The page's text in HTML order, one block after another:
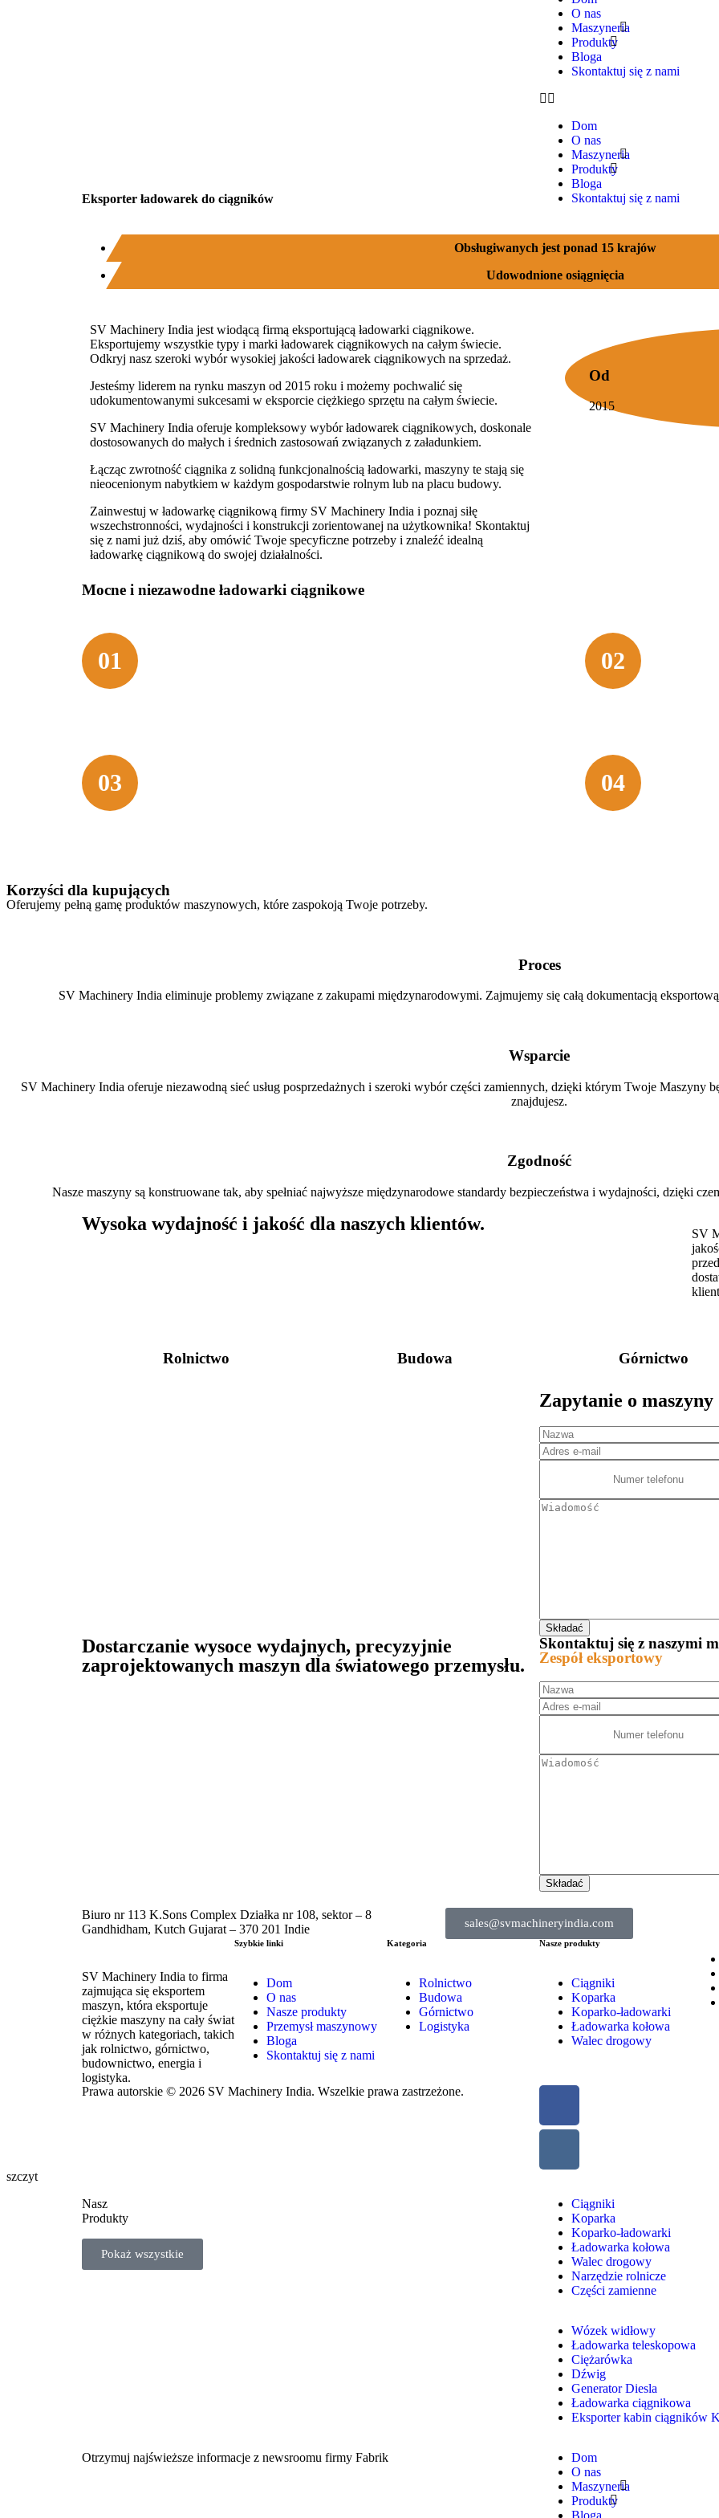
O nas
Maszyneria
Produkty
Bloga
Skontaktuj się z nami
Dom
O nas
Maszyneria
Produkty
Bloga
Skontaktuj się z nami
Eksporter ładowarek do ciągników
Obsługiwanych jest ponad 15 krajów
Udowodnione osiągnięcia
SV Machinery India jest wiodącą firmą eksportującą ładowarki ciągnikowe.
Eksportujemy wszystkie typy i marki ładowarek ciągnikowych na całym świecie.
Odkryj nasz szeroki wybór wysokiej jakości ładowarek ciągnikowych na sprzedaż.
Jesteśmy liderem na rynku maszyn od 2015 roku i możemy pochwalić się
udokumentowanymi sukcesami w eksporcie ciężkiego sprzętu na całym świecie.
SV Machinery India oferuje kompleksowy wybór ładowarek ciągnikowych, doskonale
dostosowanych do małych i średnich zastosowań związanych z załadunkiem.
Łącząc zwrotność ciągnika z solidną funkcjonalnością ładowarki, maszyny te stają się
nieocenionym nabytkiem w każdym gospodarstwie rolnym lub na placu budowy.
Zainwestuj w ładowarkę ciągnikową firmy SV Machinery India i poznaj siłę
wszechstronności, wydajności i konstrukcji zorientowanej na użytkownika! Skontaktuj
się z nami już dziś, aby omówić Twoje specyficzne potrzeby i znaleźć idealną
ładowarkę ciągnikową do swojej działalności.
Od
2015
Mocne i niezawodne ładowarki ciągnikowe
01 02
03 04
Korzyści dla kupujących
Oferujemy pełną gamę produktów maszynowych, które zaspokoją Twoje potrzeby.
Proces
SV Machinery India eliminuje problemy związane z zakupami międzynarodowymi. Zajmujemy się całą dokumentacją
Wsparcie
SV Machinery India oferuje niezawodną sieć usług posprzedażnych i szeroki wybór części zamiennych, dzięki którym Twoje Maszyny
znajdujesz.
Zgodność
Nasze maszyny są konstruowane tak, aby spełniać najwyższe międzynarodowe standardy bezpieczeństwa i wydajności, dzięki
Wysoka wydajność i jakość dla naszych klientów.
SV
Rolnictwo Budowa Górnictwo
Zapytanie o maszyny
Dostarczanie wysoce wydajnych, precyzyjnie
zaprojektowanych maszyn dla światowego przemysłu.
Skontaktuj się z naszymi
Zespół eksportowy
Biuro nr 113 K.Sons Complex Działka nr 108, sektor – 8
Gandhidham, Kutch Gujarat – 370 201 Indie
sales@svmachineryindia.com
SV Machinery India to firma
zajmująca się eksportem
maszyn, która eksportuje
ciężkie maszyny na cały świat
w różnych kategoriach, takich
jak rolnictwo, górnictwo,
budownictwo, energia i
logistyka.
Szybkie linki
Dom
O nas
Nasze produkty
Przemysł maszynowy
Bloga
Skontaktuj się z nami
Kategoria
Rolnictwo
Budowa
Górnictwo
Logistyka
Nasze produkty
Ciągniki
Koparka
Koparko-ładowarki
Ładowarka kołowa
Walec drogowy
Prawa autorskie © 2026 SV Machinery India. Wszelkie prawa zastrzeżone.
szczyt
Nasz
Produkty
Pokaż wszystkie
Ciągniki
Koparka
Koparko-ładowarki
Ładowarka kołowa
Walec drogowy
Narzędzie rolnicze
Części zamienne
Wózek widłowy
Ładowarka teleskopowa
Ciężarówka
Dźwig
Generator Diesla
Ładowarka ciągnikowa
Eksporter kabin ciągników
Otrzymuj najświeższe informacje z newsroomu firmy Fabrik
Dom
O nas
Maszyneria
Produkty
Bloga